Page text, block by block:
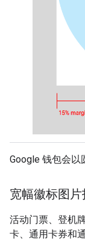
Google 钱包会以
宽幅徽标图
活动门票、登机
卡、通用卡券和